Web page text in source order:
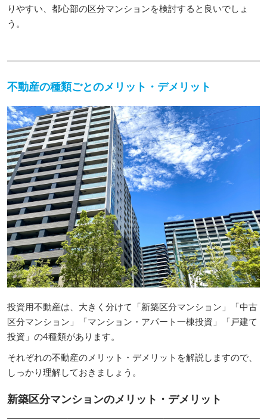
りやすい、都心部の区分マンションを検討すると良いでしょ
う。
不動産の種類ごとのメリット・デメリット
投資用不動産は、大きく分けて「新築区分マンション」「中古
区分マンション」「マンション・アパート一棟投資」「戸建て
投資」の4種類があります。
それぞれの不動産のメリット・デメリットを解説しますので、
しっかり理解しておきましょう。
新築区分マンションのメリット・デメリット